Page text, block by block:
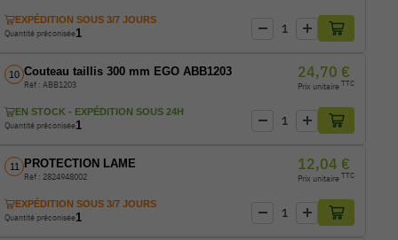
EXPÉDITION SOUS 3/7 JOURS
Quantité préconisée1 Quantité de produit
+
10 Couteau taillis 300 mm EGO ABB1203
Réf : ABB1203
24,70 €
Prix unitaire TTC
EN STOCK - EXPÉDITION SOUS 24H
Quantité préconisée1 Quantité de produit
+
11 PROTECTION LAME
Réf : 2824948002
12,04 €
Prix unitaire TTC
EXPÉDITION SOUS 3/7 JOURS
Quantité préconisée1 Quantité de produit
+